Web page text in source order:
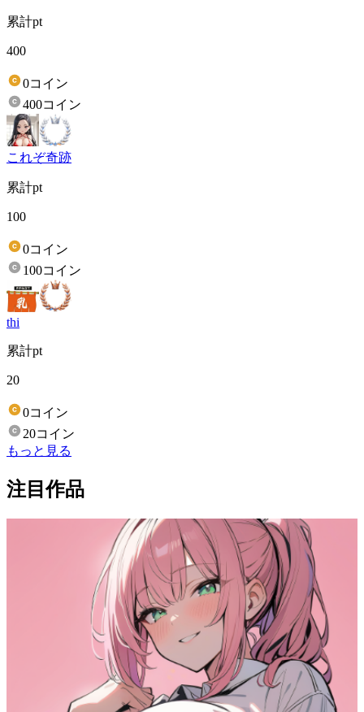
累計pt
400
0コイン
400コイン
これぞ奇跡
累計pt
100
0コイン
100コイン
thi
累計pt
20
0コイン
20コイン
もっと見る
注目作品